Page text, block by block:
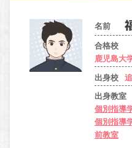
名前
合格校
鹿児島大
出身校
出身教室
個別指導
個別指導
前教室